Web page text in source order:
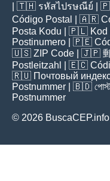
| 🇹🇭 รหัสไปรษณีย์ |
Código Postal
| 🇦🇷
Posta Kodu | 🇵🇱
Postinumero | 🇵🇪
🇺🇸 ZIP Code | 🇯🇵
Postleitzahl
| 🇪🇨
🇷🇺 Почтовый
Postnummer | 🇧🇩
Postnummer
© 2026 BuscaCEP.info